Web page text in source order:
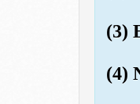
(3)
(4)